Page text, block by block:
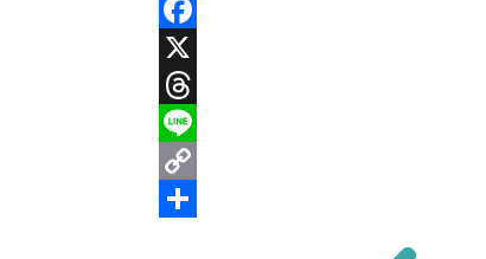
Facebook
X
Threads
Line
Copy